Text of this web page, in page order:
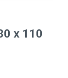
x 110